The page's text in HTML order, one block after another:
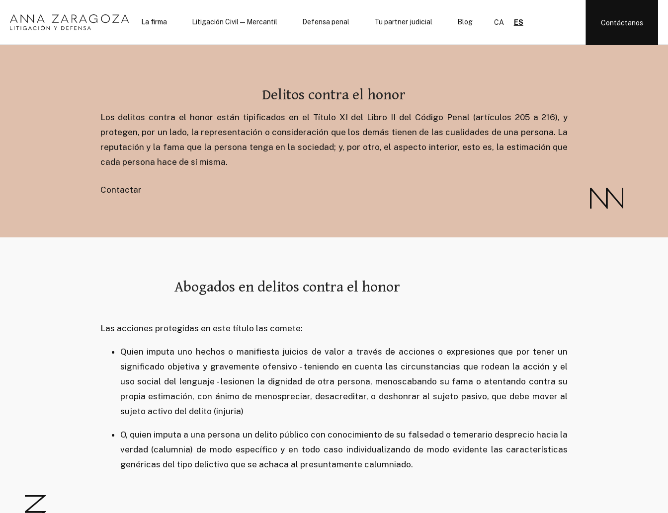
La firma Litigación Civil — Mercantil Defensa penal Tu partner judicial Blog CA ES Contáctanos
Delitos contra el honor
Los delitos contra el honor están tipificados en el Título XI del Libro II del Código Penal (artículos 205 a 216), y
protegen, por un lado, la representación o consideración que los demás tienen de las cualidades de una persona. La
reputación y la fama que la persona tenga en la sociedad; y, por otro, el aspecto interior, esto es, la estimación que
cada persona hace de sí misma.
Contactar
Abogados en delitos contra el honor
Las acciones protegidas en este título las comete:
Quien imputa uno hechos o manifiesta juicios de valor a través de acciones o expresiones que por tener un
significado objetiva y gravemente ofensivo - teniendo en cuenta las circunstancias que rodean la acción y el
uso social del lenguaje - lesionen la dignidad de otra persona, menoscabando su fama o atentando contra su
propia estimación, con ánimo de menospreciar, desacreditar, o deshonrar al sujeto pasivo, que debe mover al
sujeto activo del delito (injuria)
O, quien imputa a una persona un delito público con conocimiento de su falsedad o temerario desprecio hacia la
verdad (calumnia) de modo específico y en todo caso individualizando de modo evidente las características
genéricas del tipo delictivo que se achaca al presuntamente calumniado.